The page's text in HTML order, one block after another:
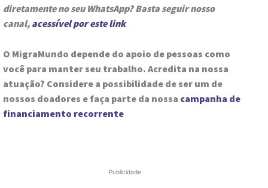
diretamente no seu WhatsApp? Basta seguir nosso
canal, acessível por este link
O MigraMundo depende do apoio de pessoas como
você para manter seu trabalho. Acredita na nossa
atuação? Considere a possibilidade de ser um de
nossos doadores e faça parte da nossa campanha de
financiamento recorrente
Publicidade